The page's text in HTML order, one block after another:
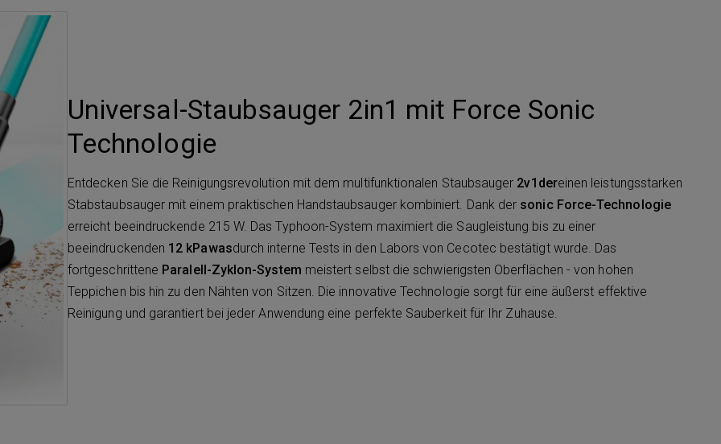
Universal-Staubsauger 2in1 mit Force Sonic
Technologie
Entdecken Sie die Reinigungsrevolution mit dem multifunktionalen Staubsauger 2v1dereinen leistungsstarken
Stabstaubsauger mit einem praktischen Handstaubsauger kombiniert. Dank der sonic Force-Technologie
erreicht beeindruckende 215 W. Das Typhoon-System maximiert die Saugleistung bis zu einer
beeindruckenden 12 kPawasdurch interne Tests in den Labors von Cecotec bestätigt wurde. Das
fortgeschrittene Paralell-Zyklon-System meistert selbst die schwierigsten Oberflächen - von hohen
Teppichen bis hin zu den Nähten von Sitzen. Die innovative Technologie sorgt für eine äußerst effektive
Reinigung und garantiert bei jeder Anwendung eine perfekte Sauberkeit für Ihr Zuhause.